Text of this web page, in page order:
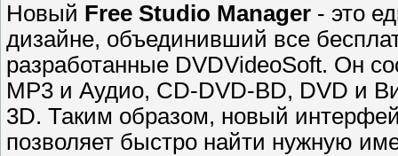
Новый Free Studio Manager - это
дизайне, объединивший все
разработанные DVDVideoSoft. Он
MP3 и Аудио, CD-DVD-BD, DVD и
3D. Таким образом, новый
позволяет быстро найти нужную